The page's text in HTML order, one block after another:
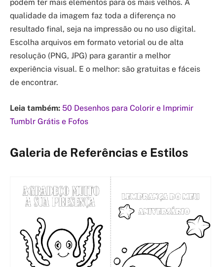
podem ter mais elementos para os mais velhos. A
qualidade da imagem faz toda a diferença no
resultado final, seja na impressão ou no uso digital.
Escolha arquivos em formato vetorial ou de alta
resolução (PNG, JPG) para garantir a melhor
experiência visual. E o melhor: são gratuitas e fáceis
de encontrar.
Leia também: 50 Desenhos para Colorir e Imprimir
Tumblr Grátis e Fofos
Galeria de Referências e Estilos